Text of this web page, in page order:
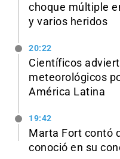
choque múltiple
y varios heridos
20:22
Científicos
meteorológicos
América Latina
19:42
Marta Fort contó
conoció en su